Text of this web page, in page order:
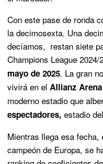
Con este pase de ronda
la decimosexta. Una
decíamos, restan siete
Champions League
mayo de 2025. La gran
vivirá en el Allianz
moderno estadio que
espectadores, estadio del
Mientras llega esa fecha,
campeón de Europa, se